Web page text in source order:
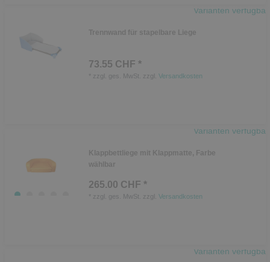
Varianten verfügbar
Trennwand für stapelbare Liege
73.55 CHF *
zzgl. ges. MwSt. zzgl. Versandkosten
Varianten verfügbar
Klappbettliege mit Klappmatte, Farbe
wählbar
265.00 CHF *
zzgl. ges. MwSt. zzgl. Versandkosten
Varianten verfügbar